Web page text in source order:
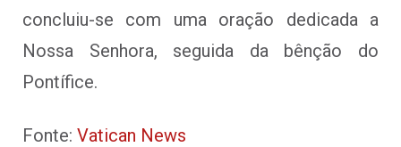
concluiu-se com uma oração dedicada a
Nossa Senhora, seguida da bênção do
Pontífice.
Fonte: Vatican News